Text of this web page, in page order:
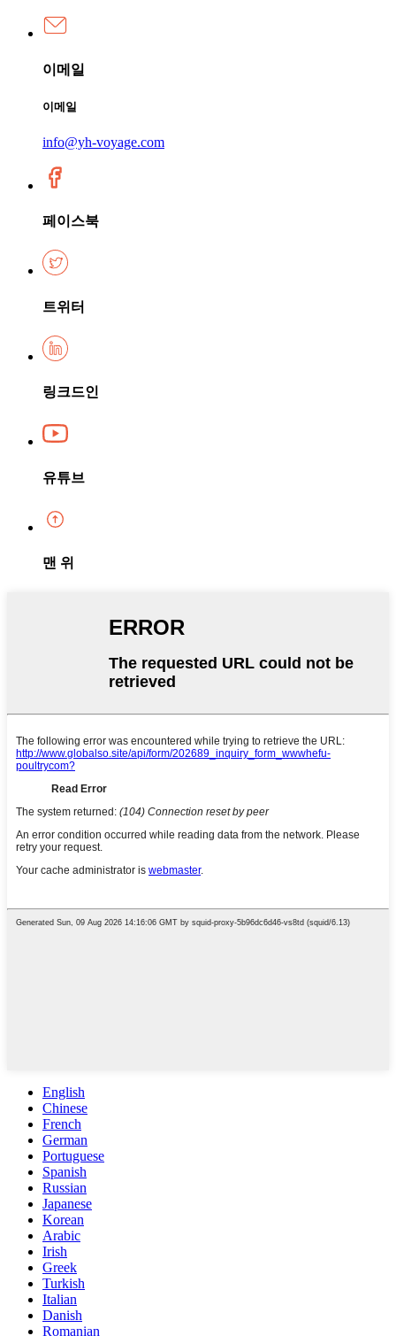
이메일
이메일
info@yh-voyage.com
페이스북
트위터
링크드인
유튜브
맨 위
English
Chinese
French
German
Portuguese
Spanish
Russian
Japanese
Korean
Arabic
Irish
Greek
Turkish
Italian
Danish
Romanian